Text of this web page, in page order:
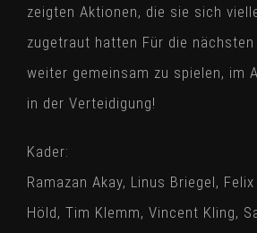
zeigten Aktionen, die sie sich
zugetraut hatten Für die
weiter gemeinsam zu spielen, im
in der Verteidigung!
Kader:
Ramazan Akay, Linus Briegel,
Höld, Tim Klemm, Vincent Kling,